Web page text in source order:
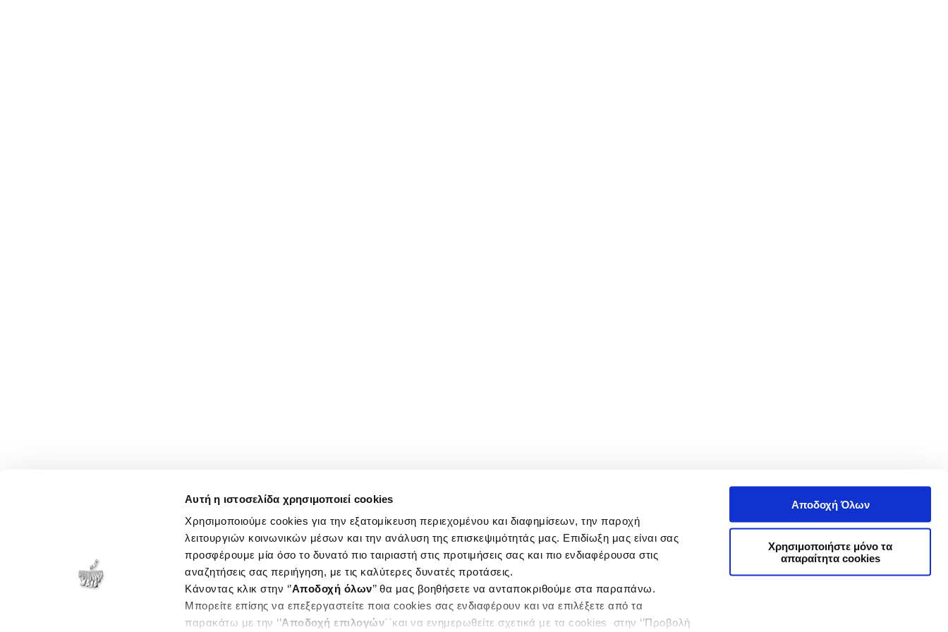
Αυτή η ιστοσελίδα χρησιμοποιεί cookies
Χρησιμοποιούμε cookies για την εξατομίκευση περιεχομένου και διαφημίσεων, την παροχή
λειτουργιών κοινωνικών μέσων και την ανάλυση της επισκεψιμότητάς μας. Επιδίωξη μας είναι σας
προσφέρουμε μία όσο το δυνατό πιο ταιριαστή στις προτιμήσεις σας και πιο ενδιαφέρουσα στις
αναζητήσεις σας περιήγηση, με τις καλύτερες δυνατές προτάσεις.
Κάνοντας κλικ στην ‘’Αποδοχή όλων’’ θα μας βοηθήσετε να ανταποκριθούμε στα παραπάνω.
Μπορείτε επίσης να επεξεργαστείτε ποια cookies σας ενδιαφέρουν και να επιλέξετε από τα
παρακάτω με την ‘’Αποδοχή επιλογών΄΄και να ενημερωθείτε σχετικά με τα cookies στην ‘’Προβολή
Αποδοχή Όλων
Χρησιμοποιήστε μόνο τα
απαραίτητα cookies